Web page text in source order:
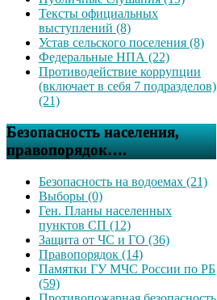
Тексты официальных
выступлений (8)
Устав сельского поселения (8)
Федеральные НПА (22)
Противодействие коррупции
(включает в себя 7 подразделов)
(21)
Безопасность населения,
правопорядок….
Безопасность на водоемах (21)
Выборы (0)
Ген. Планы населенных
пунктов СП (12)
Защита от ЧС и ГО (36)
Правопорядок (14)
Памятки ГУ МЧС России по РБ
(59)